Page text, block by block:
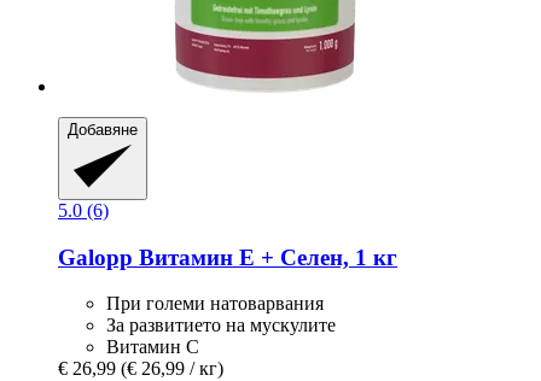
Добавяне
5.0 (6)
Galopp Витамин Е + Селен, 1 кг
При големи натоварвания
За развитието на мускулите
Витамин С
€ 26,99 (€ 26,99 / кг)